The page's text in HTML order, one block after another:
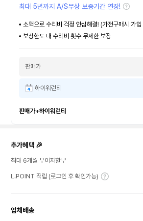
최대 5년까지 A/S무상 보증기간 연장!
소액으로 수리비 걱정 안심해결! (가전구매시 가입
보상한도 내 수리비 횟수 무제한 보장
판매가
하이워런티
판매가+하이워런티
추가혜택 🎉
최대 6개월 무이자할부
L.POINT 적립 (로그인 후 확인가능)
업체배송